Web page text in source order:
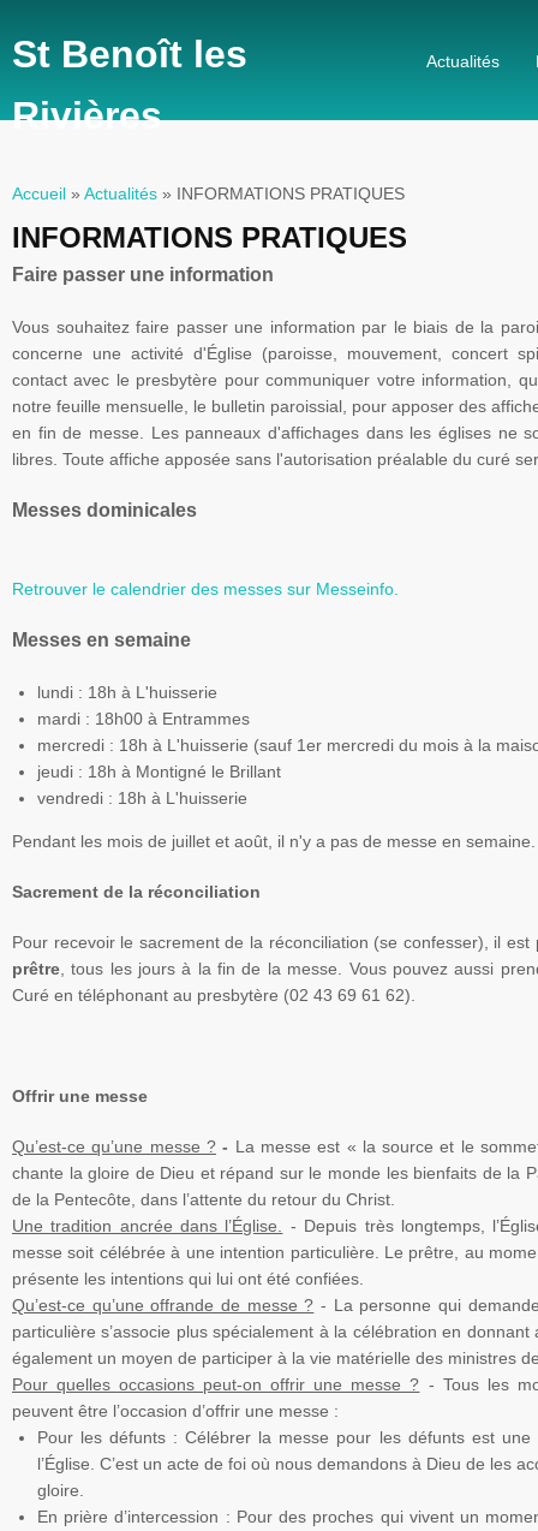
St Benoît les
Rivières
Actualités
Vous êtes ici
Accueil » Actualités » INFORMATIONS PRATIQUES
INFORMATIONS PRATIQUES
Faire passer une information
Vous souhaitez faire passer une information par le biais de la
concerne une activité d'Église (paroisse, mouvement, concert
contact avec le presbytère pour communiquer votre information,
notre feuille mensuelle, le bulletin paroissial, pour apposer des
en fin de messe. Les panneaux d'affichages dans les églises ne
libres. Toute affiche apposée sans l'autorisation préalable du curé
Messes dominicales
Retrouver le calendrier des messes sur Messeinfo
Messes en semaine
lundi : 18h à L'huisserie
mardi : 18h00 à Entrammes
mercredi : 18h à L'huisserie (sauf 1er mercredi du mois à la
jeudi : 18h à Montigné le Brillant
vendredi : 18h à L'huisserie
Pendant les mois de juillet et août, il n'y a pas de messe en semaine.
Sacrement de la réconciliation
Pour recevoir le sacrement de la réconciliation (se confesser), il
prêtre , tous les jours à la fin de la messe. Vous pouvez aussi
Curé en téléphonant au presbytère (02 43 69 61 62).
Offrir une messe
Qu’est-ce qu’une messe ?- La messe est « la source et le
chante la gloire de Dieu et répand sur le monde les bienfaits de la
de la Pentecôte, dans l’attente du retour du Christ.
Une tradition ancrée dans l’Église.
- Depuis très longtemps,
messe soit célébrée à une intention particulière. Le prêtre, au
présente les intentions qui lui ont été confiées.
Qu’est-ce qu’une offrande de messe ? - La personne qui
particulière s’associe plus spécialement à la célébration en donnant
également un moyen de participer à la vie matérielle des ministres
Pour quelles occasions peut-on offrir une messe ? - Tous les
peuvent être l’occasion d’offrir une messe :
Pour les défunts : Célébrer la messe pour les défunts est une
l’Église. C’est un acte de foi où nous demandons à Dieu de les
gloire.
En prière d’intercession : Pour des proches qui vivent un